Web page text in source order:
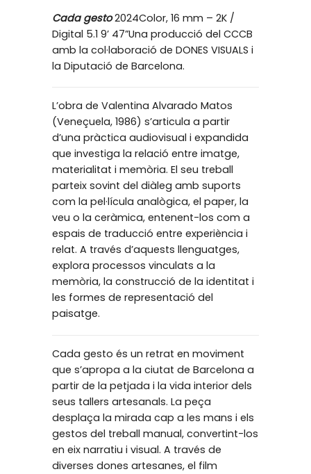
Cada gesto2024Color, 16 mm – 2K /
Digital 5.1 9’ 47”Una producció del CCCB
amb la col·laboració de DONES VISUALS i
la Diputació de Barcelona.
L’obra de Valentina Alvarado Matos
(Veneçuela, 1986) s’articula a partir
d’una pràctica audiovisual i expandida
que investiga la relació entre imatge,
materialitat i memòria. El seu treball
parteix sovint del diàleg amb suports
com la pel·lícula analògica, el paper, la
veu o la ceràmica, entenent-los com a
espais de traducció entre experiència i
relat. A través d’aquests llenguatges,
explora processos vinculats a la
memòria, la construcció de la identitat i
les formes de representació del
paisatge.
Cada gesto és un retrat en moviment
que s’apropa a la ciutat de Barcelona a
partir de la petjada i la vida interior dels
seus tallers artesanals. La peça
desplaça la mirada cap a les mans i els
gestos del treball manual, convertint-los
en eix narratiu i visual. A través de
diverses dones artesanes, el film